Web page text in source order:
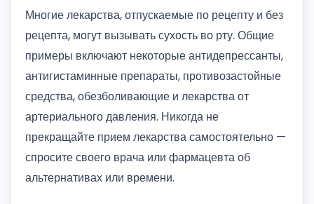
Многие лекарства, отпускаемые по рецепту и без
рецепта, могут вызывать сухость во рту. Общие
примеры включают некоторые антидепрессанты,
антигистаминные препараты, противозастойные
средства, обезболивающие и лекарства от
артериального давления. Никогда не
прекращайте прием лекарства самостоятельно —
спросите своего врача или фармацевта об
альтернативах или времени.